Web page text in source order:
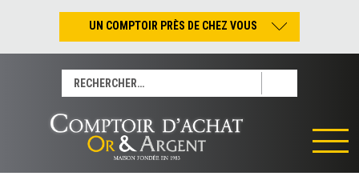
UN COMPTOIR PRÈS DE CHEZ VOUS
Nantes – Jean-Jacques Rousseau
Nantes – Saint-Pierre
Tours
La Rochelle
La Roche/Yon
Rechercher :